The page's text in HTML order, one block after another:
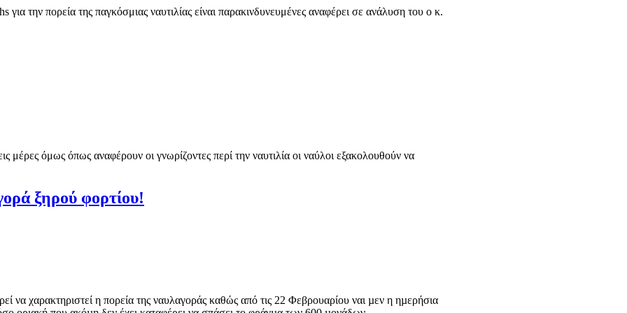
για την πορεία της παγκόσμιας ναυτιλίας είναι παρακινδυνευμένες αναφέρει σε ανάλυση του ο κ.
μέρες όμως όπως αναφέρουν οι γνωρίζοντες περί την ναυτιλία οι ναύλοι εξακολουθούν να
ξηρού φορτίου!
να χαρακτηριστεί η πορεία της ναυλαγοράς καθώς από τις 22 Φεβρουαρίου ναι µεν η ηµερήσια